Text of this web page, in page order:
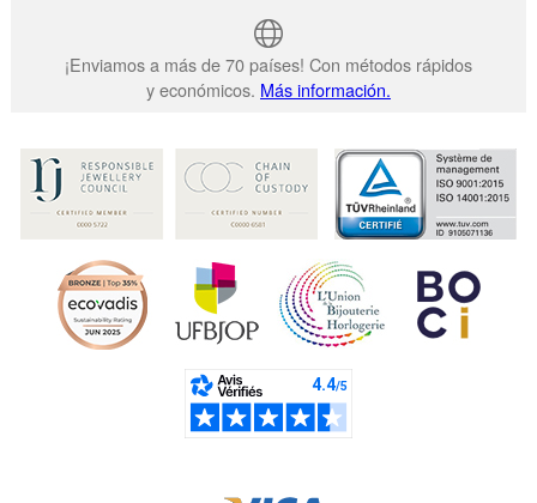
¡Enviamos a más de 70 países! Con métodos rápidos
y económicos. Más información.